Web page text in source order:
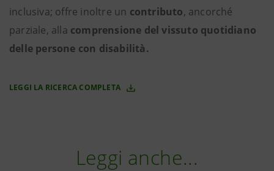
inclusiva; offre inoltre un contributo, ancorché
parziale, alla comprensione del vissuto quotidiano
delle persone con disabilità.
LEGGI LA RICERCA COMPLETA
Leggi anche...